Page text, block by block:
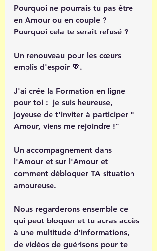
Pourquoi ne pourrais tu pas être
en Amour ou en couple ?
Pourquoi cela te serait refusé ?
Un renouveau pour les cœurs
emplis d'espoir 💖.
J'ai crée la Formation en ligne
pour toi :  je suis heureuse,
joyeuse de t'inviter à participer "
Amour, viens me rejoindre !"
Un accompagnement dans
l'Amour et sur l'Amour et
comment débloquer TA situation
amoureuse.
Nous regarderons ensemble ce
qui peut bloquer et tu auras accès
à une multitude d'informations,
de vidéos de guérisons pour te